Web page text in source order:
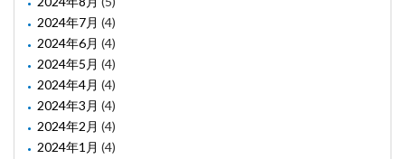
2024年7月 (4)
2024年6月 (4)
2024年5月 (4)
2024年4月 (4)
2024年3月 (4)
2024年2月 (4)
2024年1月 (4)